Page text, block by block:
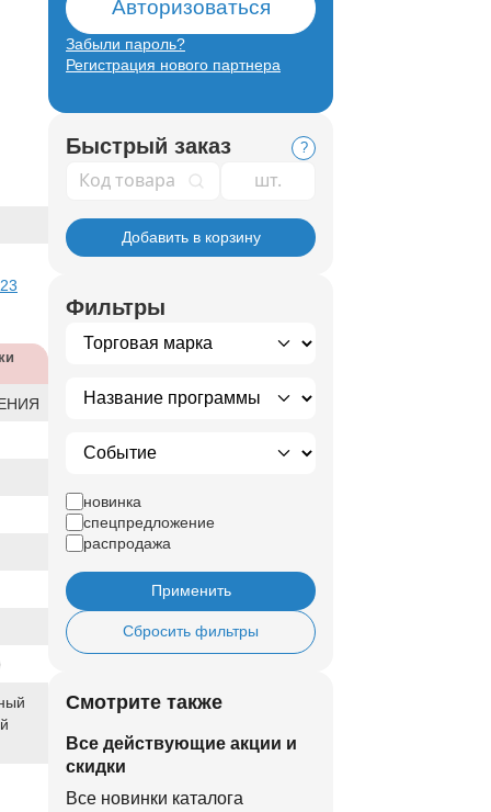
Авторизоваться
Забыли пароль?
Регистрация нового партнера
Быстрый заказ ?
Код товара
Добавить в корзину
Фильтры
новинка
спецпредложение
распродажа
Применить
Сбросить фильтры
Смотрите также
Все действующие акции и
скидки
Все новинки каталога